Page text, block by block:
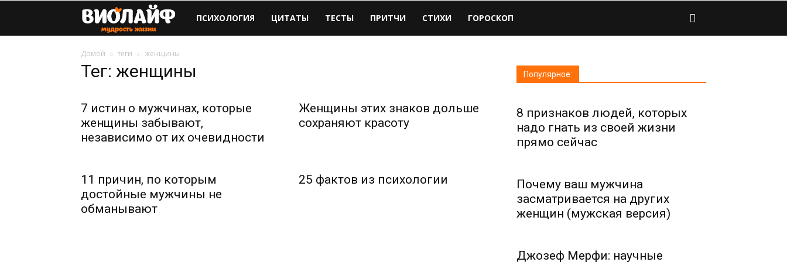
Виолайф
ПСИХОЛОГИЯ ЦИТАТЫ ТЕСТЫ ПРИТЧИ СТИХИ ГОРОСКОП
Домой теги женщины
Тег: женщины
7 истин о мужчинах, которые
женщины забывают,
независимо от их очевидности
Женщины этих знаков дольше
сохраняют красоту
11 причин, по которым
достойные мужчины не
обманывают
25 фактов из психологии
Популярное:
8 признаков людей, которых
надо гнать из своей жизни
прямо сейчас
Почему ваш мужчина
засматривается на других
женщин (мужская версия)
Джозеф Мерфи: научные